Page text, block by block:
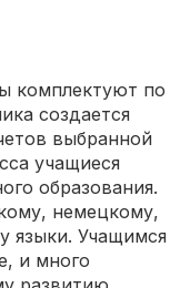
комплектуют по
создается
выбранной
учащиеся
образования.
немецкому,
языки. Учащимся
и много